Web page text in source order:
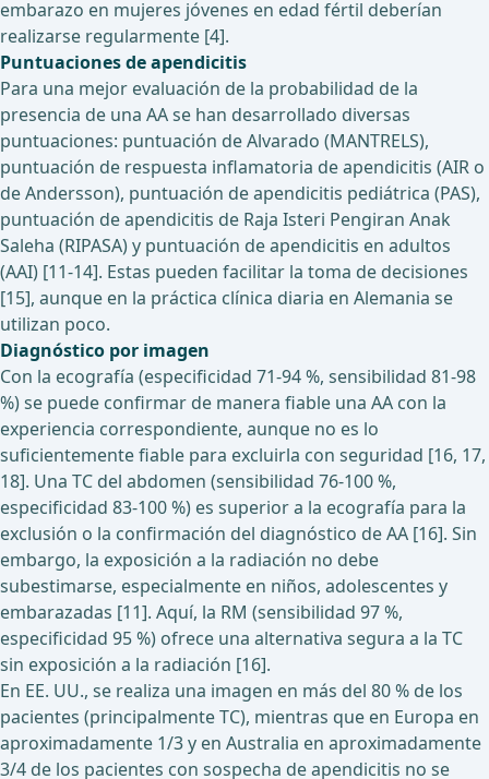
embarazo en mujeres jóvenes en edad fértil deberían
realizarse regularmente [4].
Puntuaciones de apendicitis
Para una mejor evaluación de la probabilidad de la
presencia de una AA se han desarrollado diversas
puntuaciones: puntuación de Alvarado (MANTRELS),
puntuación de respuesta inflamatoria de apendicitis (AIR o
de Andersson), puntuación de apendicitis pediátrica (PAS),
puntuación de apendicitis de Raja Isteri Pengiran Anak
Saleha (RIPASA) y puntuación de apendicitis en adultos
(AAI) [11-14]. Estas pueden facilitar la toma de decisiones
[15], aunque en la práctica clínica diaria en Alemania se
utilizan poco.
Diagnóstico por imagen
Con la ecografía (especificidad 71-94 %, sensibilidad 81-98
%) se puede confirmar de manera fiable una AA con la
experiencia correspondiente, aunque no es lo
suficientemente fiable para excluirla con seguridad [16, 17,
18]. Una TC del abdomen (sensibilidad 76-100 %,
especificidad 83-100 %) es superior a la ecografía para la
exclusión o la confirmación del diagnóstico de AA [16]. Sin
embargo, la exposición a la radiación no debe
subestimarse, especialmente en niños, adolescentes y
embarazadas [11]. Aquí, la RM (sensibilidad 97 %,
especificidad 95 %) ofrece una alternativa segura a la TC
sin exposición a la radiación [16].
En EE. UU., se realiza una imagen en más del 80 % de los
pacientes (principalmente TC), mientras que en Europa en
aproximadamente 1/3 y en Australia en aproximadamente
3/4 de los pacientes con sospecha de apendicitis no se